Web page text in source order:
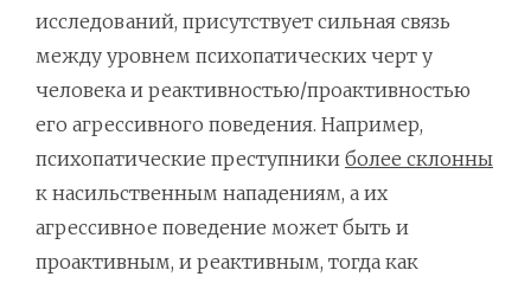
исследований, присутствует сильная связь
между уровнем психопатических черт у
человека и реактивностью/проактивностью
его агрессивного поведения. Например,
психопатические преступники более склонны
к насильственным нападениям, а их
агрессивное поведение может быть и
проактивным, и реактивным, тогда как